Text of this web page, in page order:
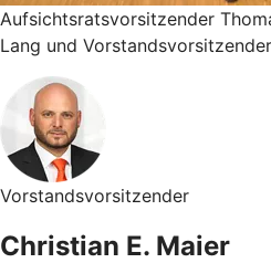
Aufsichtsratsvorsitzender
Lang und
Vorstandsvorsitzender
Christian E. Maier